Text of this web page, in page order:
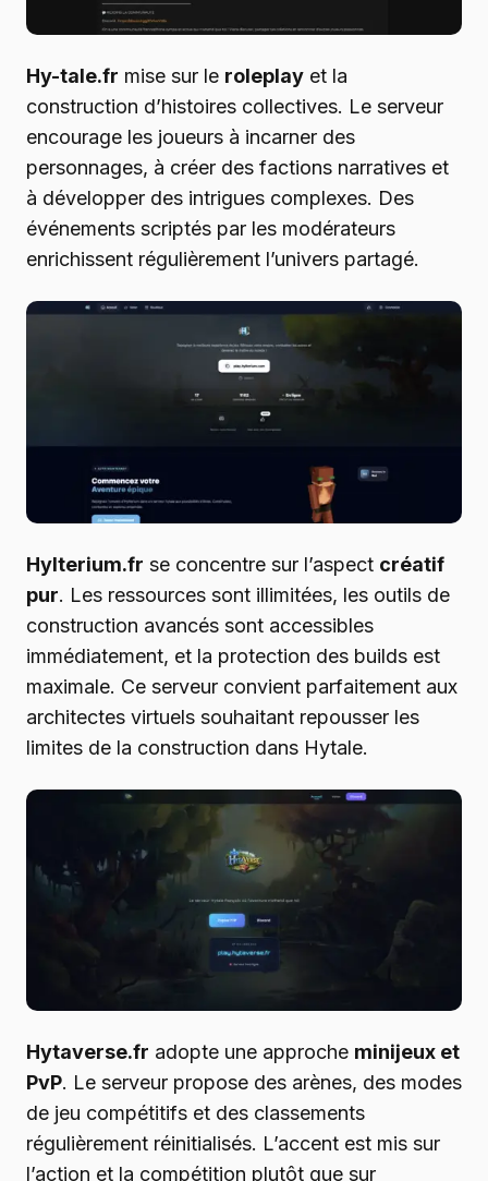
Hy-tale.fr mise sur le roleplay et la
construction d’histoires collectives. Le serveur
encourage les joueurs à incarner des
personnages, à créer des factions narratives et
à développer des intrigues complexes. Des
événements scriptés par les modérateurs
enrichissent régulièrement l’univers partagé.
Hylterium.fr se concentre sur l’aspect créatif
pur. Les ressources sont illimitées, les outils de
construction avancés sont accessibles
immédiatement, et la protection des builds est
maximale. Ce serveur convient parfaitement aux
architectes virtuels souhaitant repousser les
limites de la construction dans Hytale.
Hytaverse.fr adopte une approche minijeux et
PvP. Le serveur propose des arènes, des modes
de jeu compétitifs et des classements
régulièrement réinitialisés. L’accent est mis sur
l’action et la compétition plutôt que sur